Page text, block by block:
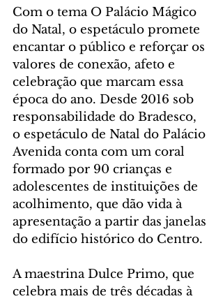
Com o tema O Palácio Mágico
do Natal, o espetáculo promete
encantar o público e reforçar os
valores de conexão, afeto e
celebração que marcam essa
época do ano. Desde 2016 sob
responsabilidade do Bradesco,
o espetáculo de Natal do Palácio
Avenida conta com um coral
formado por 90 crianças e
adolescentes de instituições de
acolhimento, que dão vida à
apresentação a partir das janelas
do edifício histórico do Centro.
A maestrina Dulce Primo, que
celebra mais de três décadas à